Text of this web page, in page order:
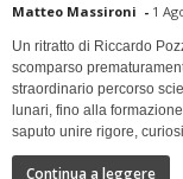
Matteo Massironi - 1
Un ritratto di Riccardo
scomparso
straordinario percorso
lunari, fino alla
saputo unire rigore,
Continua a leggere